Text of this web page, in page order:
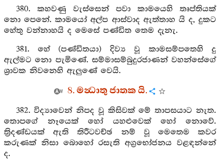
380. කහවණු වැස්සෙන් පවා කාමයෙහි තෘප්තියක්
නො පෙනේ. කාමයෝ අල්ප ආස්වාද ඇත්තාහ යි ද, දුකට
හේතු වන්නාහයි ද මෙසේ පණ්ඩිත තෙම දැනැ.
381. හේ (පණ්ඩිතයා) දිව්‍ය වූ කාමසම්පතෙහි දු
ඇල්මට නො පැමිණේ. සම්මාසම්බුදුරජාණන් වහන්සේගේ
ශ්‍රාවක නිවනෙහි ඇලුණේ වෙයි.
8. මන්‍ධාතු ජාතක යි.
382. විද්‍යාවෙන් නිපද වූ කිසිවක් මේ තාපසයාට නැත.
තොපගේ නෑයෙක් හෝ යහළුවෙක් හෝ නොවේ.
ත්‍රිදණ්ඩයක් ඇති තිරීටවච්ඡ නම් වූ මෙතෙම කවර
කරුණක් නිසා බොහෝ රසැති අග්‍රභෝජනය වළඳන්නේ
ද.